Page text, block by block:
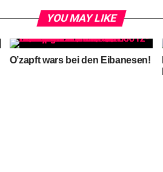
YOU MAY LIKE
O’zapft wars bei den Eibanesen!